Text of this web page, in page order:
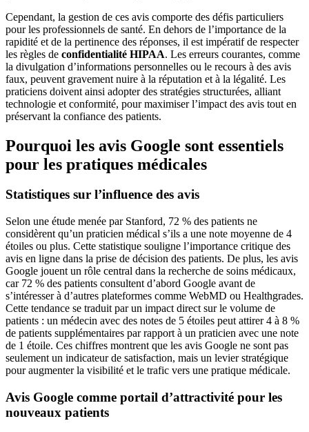
Cependant, la gestion de ces avis comporte des défis particuliers
pour les professionnels de santé. En dehors de l’importance de la
rapidité et de la pertinence des réponses, il est impératif de respecter
les règles de confidentialité HIPAA. Les erreurs courantes, comme
la divulgation d’informations personnelles ou le recours à des avis
faux, peuvent gravement nuire à la réputation et à la légalité. Les
praticiens doivent ainsi adopter des stratégies structurées, alliant
technologie et conformité, pour maximiser l’impact des avis tout en
préservant la confiance des patients.
Pourquoi les avis Google sont essentiels
pour les pratiques médicales
Statistiques sur l’influence des avis
Selon une étude menée par Stanford, 72 % des patients ne
considèrent qu’un praticien médical s’ils a une note moyenne de 4
étoiles ou plus. Cette statistique souligne l’importance critique des
avis en ligne dans la prise de décision des patients. De plus, les avis
Google jouent un rôle central dans la recherche de soins médicaux,
car 72 % des patients consultent d’abord Google avant de
s’intéresser à d’autres plateformes comme WebMD ou Healthgrades.
Cette tendance se traduit par un impact direct sur le volume de
patients : un médecin avec des notes de 5 étoiles peut attirer 4 à 8 %
de patients supplémentaires par rapport à un praticien avec une note
de 1 étoile. Ces chiffres montrent que les avis Google ne sont pas
seulement un indicateur de satisfaction, mais un levier stratégique
pour augmenter la visibilité et le trafic vers une pratique médicale.
Avis Google comme portail d’attractivité pour les
nouveaux patients